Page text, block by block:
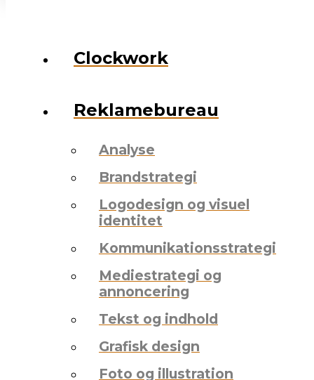
Clockwork
Reklamebureau
Analyse
Brandstrategi
Logodesign og visuel
identitet
Kommunikationsstrategi
Mediestrategi og
annoncering
Tekst og indhold
Grafisk design
Foto og illustration